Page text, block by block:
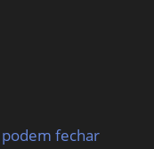
podem fechar